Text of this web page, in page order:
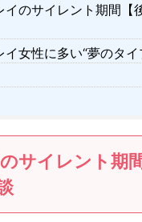
イのサイレント期間【
イ女性に多い“夢のタ
サイレント期間